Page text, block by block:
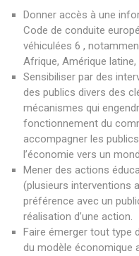
Donner accès à une
Code de conduite
véhiculées 6 ,
Afrique, Amérique
Sensibiliser par des
des publics divers des
mécanismes qui
fonctionnement du
accompagner les
l’économie vers un
Mener des actions
(plusieurs interventions
préférence avec un
réalisation d’une action.
Faire émerger tout type
du modèle économique